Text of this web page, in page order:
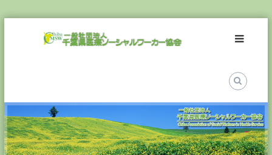
一
般
人
千
葉
県